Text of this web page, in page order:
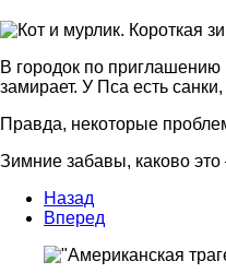
В городок по
замирает. У Пса есть
Правда, некоторые
Зимние забавы, каково это
Назад
Вперед